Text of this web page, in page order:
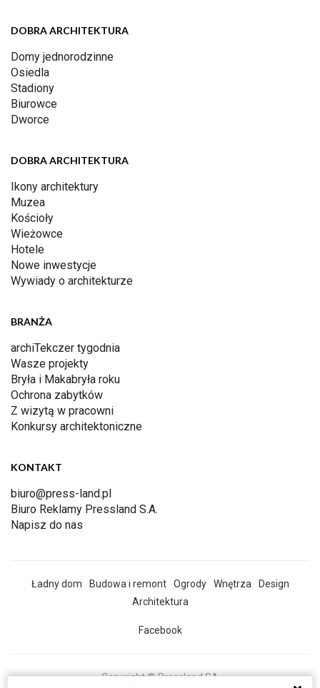
DOBRA ARCHITEKTURA
Domy jednorodzinne
Osiedla
Stadiony
Biurowce
Dworce
DOBRA ARCHITEKTURA
Ikony architektury
Muzea
Kościoły
Wieżowce
Hotele
Nowe inwestycje
Wywiady o architekturze
BRANŻA
archiTekczer tygodnia
Wasze projekty
Bryła i Makabryła roku
Ochrona zabytków
Z wizytą w pracowni
Konkursy architektoniczne
KONTAKT
biuro@press-land.pl
Biuro Reklamy Pressland S.A.
Napisz do nas
Ładny dom Budowa i remont Ogrody Wnętrza
Design
Architektura
Facebook
Copyright © Pressland SA